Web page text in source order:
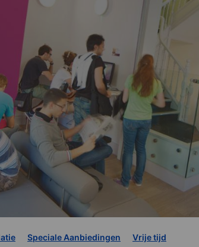
Speciale Aanbiedingen Vrije tijd